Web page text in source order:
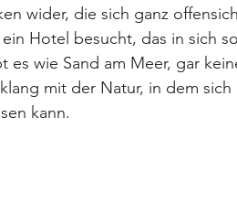
wider, die sich ganz
Hotel besucht, das in sich
wie Sand am Meer, gar
mit der Natur, in dem
kann.